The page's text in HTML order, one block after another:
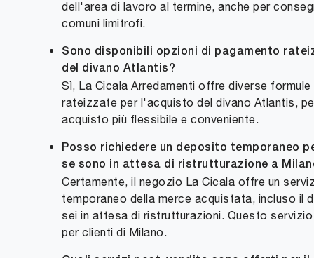
dell'area di lavoro al termine, anche per
comuni limitrofi.
Sono disponibili opzioni di pagamento
del divano Atlantis?
Sì, La Cicala Arredamenti offre diverse
rateizzate per l'acquisto del divano Atlantis,
acquisto più flessibile e conveniente.
Posso richiedere un deposito temporaneo
se sono in attesa di ristrutturazione a
Certamente, il negozio La Cicala offre un
temporaneo della merce acquistata, incluso il
sei in attesa di ristrutturazioni. Questo
per clienti di Milano.